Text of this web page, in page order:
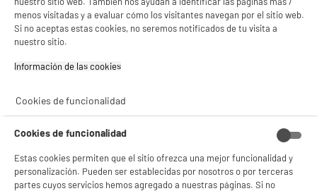
PRECIO IMBATIBLE
★★★★★
★★★★★
4.3/5(96 )
compare_product
4,2L
Bol : 4,2 l
Accesorios : Kit reposteria
49€
menos visitadas y a evaluar cómo los visitantes navegan por el sitio web.
Si no aceptas estas cookies, no seremos notificados de tu visita a
nuestro sitio.
Información de las cookies‎
Cookies de funcionalidad
Cookies de funcionalidad
Estas cookies permiten que el sitio ofrezca una mejor funcionalidad y
personalización. Pueden ser establecidas por nosotros o por terceras
partes cuyos servicios hemos agregado a nuestras páginas. Si no